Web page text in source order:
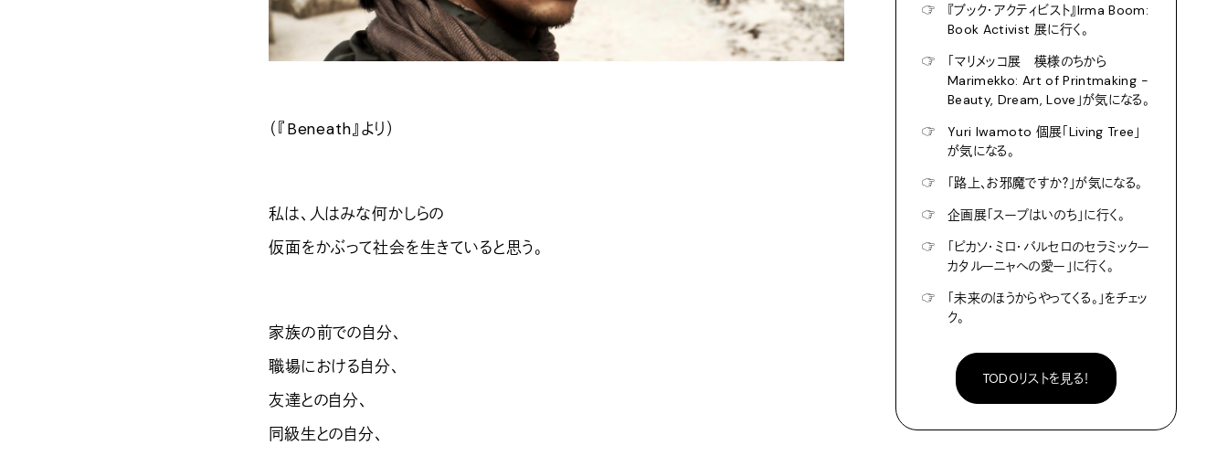
（『Beneath』より）
私は、人はみな何かしらの
仮面をかぶって社会を生きていると思う。
家族の前での自分、
職場における自分、
友達との自分、
同級生との自分、
☞
『ブック・アクティビスト』Irma Boom:
Book Activist 展に行く。
☞
「マリメッコ展 模様のちから
Marimekko: Art of Printmaking -
Beauty, Dream, Love」が気になる。
☞
Yuri Iwamoto 個展「Living Tree」
が気になる。
☞
「路上、お邪魔ですか？」が気になる。
☞
企画展「スープはいのち」に行く。
☞
「ピカソ・ミロ・バルセロのセラミックー
カタルーニャへの愛ー」に行く。
☞
「未来のほうからやってくる。」をチェッ
ク。
TODOリストを見る！